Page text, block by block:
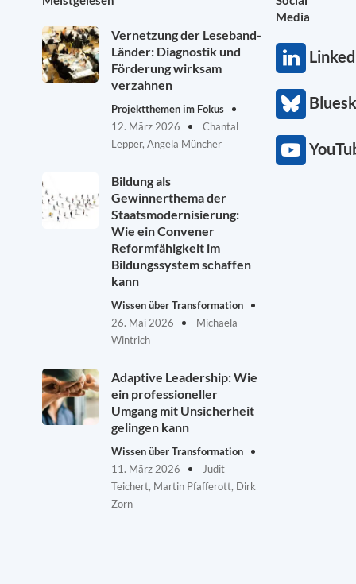
Vernetzung der Leseband-
Länder: Diagnostik und
Förderung wirksam
verzahnen
Projektthemen im Fokus
12. März 2026
Chantal
Lepper, Angela Müncher
Bildung als
Gewinnerthema der
Staatsmodernisierung:
Wie ein Convener
Reformfähigkeit im
Bildungssystem schaffen
kann
Wissen über Transformation
26. Mai 2026
Michaela
Wintrich
Adaptive Leadership: Wie
ein professioneller
Umgang mit Unsicherheit
gelingen kann
Wissen über Transformation
11. März 2026
Judit
Teichert, Martin Pfafferott, Dirk
Zorn
Media